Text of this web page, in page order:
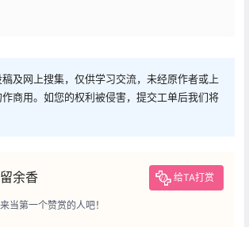
及网上搜集，仅供学习交流，未经原作者或上
商用。如您的权利被侵害，提交工单后我们将
余香 给TA打赏
当第一个赞赏的人吧！